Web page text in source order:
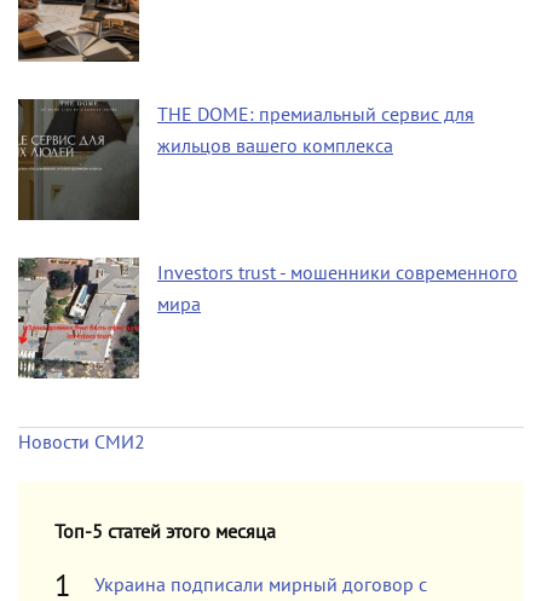
THE DOME: премиальный сервис для
жильцов вашего комплекса
Investors trust - мошенники современного
мира
Новости СМИ2
Топ-5 статей этого месяца
Украина подписали мирный договор с